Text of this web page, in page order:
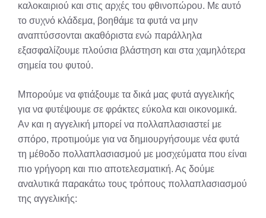
καλοκαιριού και στις αρχές του φθινοπώρου. Με αυτό
το συχνό κλάδεμα, βοηθάμε τα φυτά να μην
αναπτύσσονται ακαθόριστα ενώ παράλληλα
εξασφαλίζουμε πλούσια βλάστηση και στα χαμηλότερα
σημεία του φυτού.
Μπορούμε να φτιάξουμε τα δικά μας φυτά αγγελικής
για να φυτέψουμε σε φράκτες εύκολα και οικονομικά.
Αν και η αγγελική μπορεί να πολλαπλασιαστεί με
σπόρο, προτιμούμε για να δημιουργήσουμε νέα φυτά
τη μέθοδο πολλαπλασιασμού με μοσχεύματα που είναι
πιο γρήγορη και πιο αποτελεσματική. Ας δούμε
αναλυτικά παρακάτω τους τρόπους πολλαπλασιασμού
της αγγελικής: